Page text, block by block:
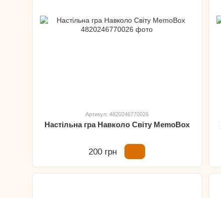
Артикул: 4820246770026
Настільна гра Навколо Світу MemoBox
200 грн